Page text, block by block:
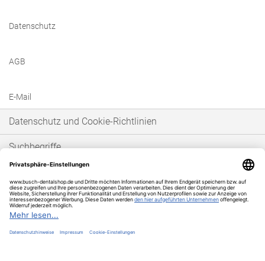
Datenschutz
AGB
E-Mail
Datenschutz und Cookie-Richtlinien
Suchbegriffe
Bestellungen und Rücksendungen